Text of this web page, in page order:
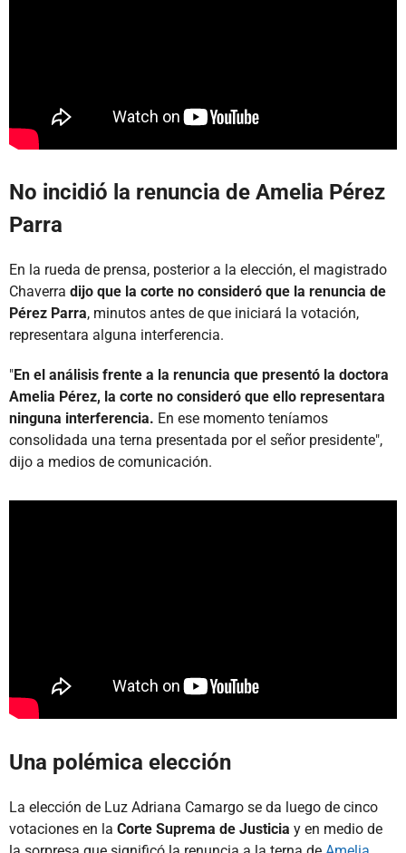
No incidió la renuncia de Amelia Pérez
Parra
En la rueda de prensa, posterior a la elección, el magistrado
Chaverra dijo que la corte no consideró que la renuncia de
Pérez Parra, minutos antes de que iniciará la votación,
representara alguna interferencia.
"En el análisis frente a la renuncia que presentó la doctora
Amelia Pérez, la corte no consideró que ello representara
ninguna interferencia. En ese momento teníamos
consolidada una terna presentada por el señor presidente",
dijo a medios de comunicación.
Una polémica elección
La elección de Luz Adriana Camargo se da luego de cinco
votaciones en la Corte Suprema de Justicia y en medio de